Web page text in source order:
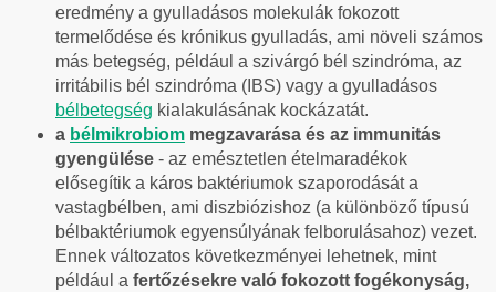
eredmény a gyulladásos molekulák fokozott
termelődése és krónikus gyulladás, ami növeli számos
más betegség, például a szivárgó bél szindróma, az
irritábilis bél szindróma (IBS) vagy a gyulladásos
bélbetegség kialakulásának kockázatát.
a bélmikrobiom megzavarása és az immunitás
gyengülése - az emésztetlen ételmaradékok
elősegítik a káros baktériumok szaporodását a
vastagbélben, ami diszbiózishoz (a különböző típusú
bélbaktériumok egyensúlyának felborulásahoz) vezet.
Ennek változatos következményei lehetnek, mint
például a fertőzésekre való fokozott fogékonyság,